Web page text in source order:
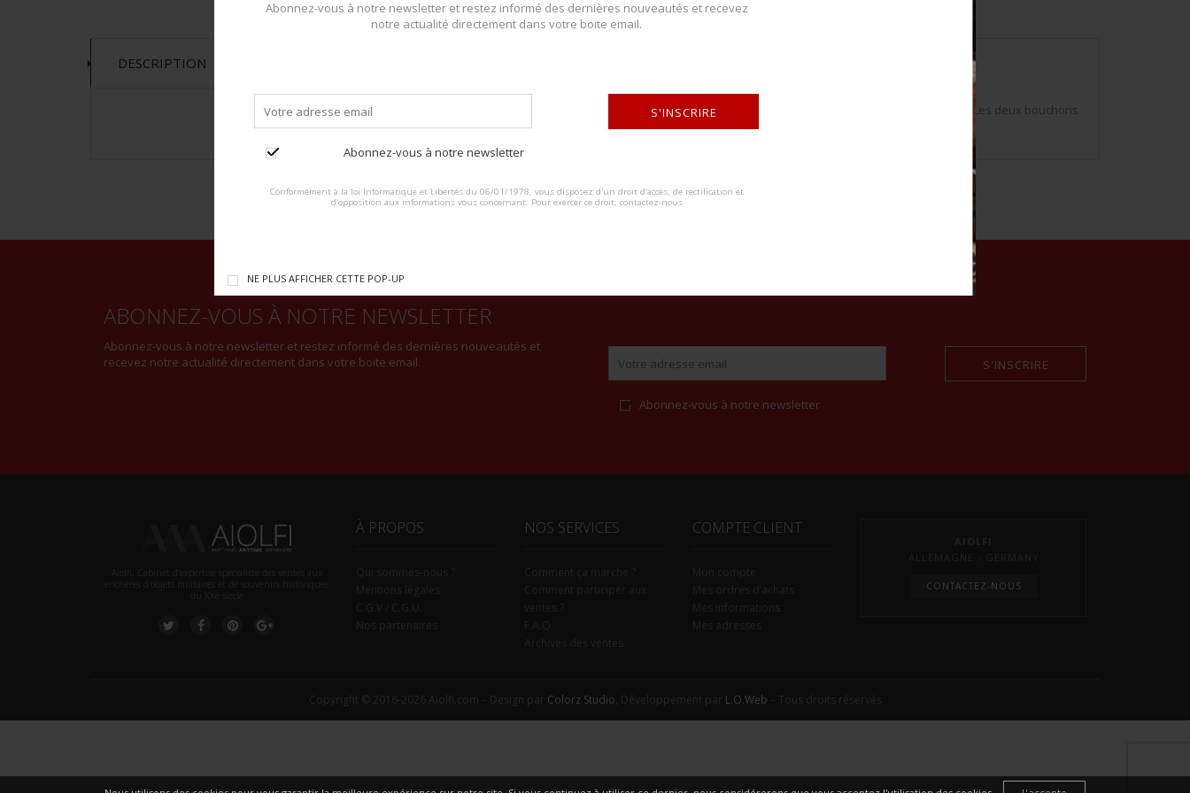
Abonnez-vous à notre newsletter et restez informé des dernières nouveautés et recevez
notre actualité directement dans votre boite email.
Abonnez-vous à notre newsletter
S'INSCRIRE
Conformément à la loi Informatique et Libertés du 06/01/1978, vous disposez d'un droit d'accès, de rectification et
d'opposition aux informations vous concernant. Pour exercer ce droit, contactez-nous
NE PLUS AFFICHER CETTE POP-UP
DESCRIPTION
Bidon Second Empire réutilisé en 1914. Bidon de fortune, housse en drap gris de fer bleuté, bidon aplati. Les deux bouchons
sont présents ainsi que la courroie de transport. Quelques accrocs sur la housse.
ABONNEZ-VOUS À NOTRE NEWSLETTER
Abonnez-vous à notre newsletter et restez informé des dernières nouveautés et
recevez notre actualité directement dans votre boite email.
Abonnez-vous à notre newsletter
S'INSCRIRE
À PROPOS NOS SERVICES COMPTE CLIENT
CONTACTEZ-NOUS
Colorz Studio L.O.Web